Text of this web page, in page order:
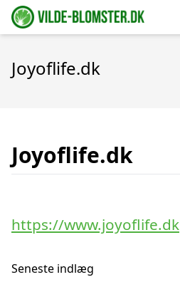
Joyoflife.dk
Joyoflife.dk
https://www.joyoflife.dk
Seneste indlæg